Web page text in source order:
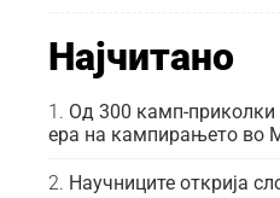
Најчитано
Од 300 камп-приколки
ера на кампирањето во
Научниците открија